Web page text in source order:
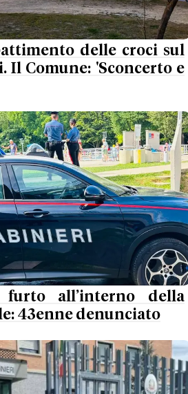
delle croci sul
Il Comune: 'Sconcerto e
furto all’interno della
43enne denunciato